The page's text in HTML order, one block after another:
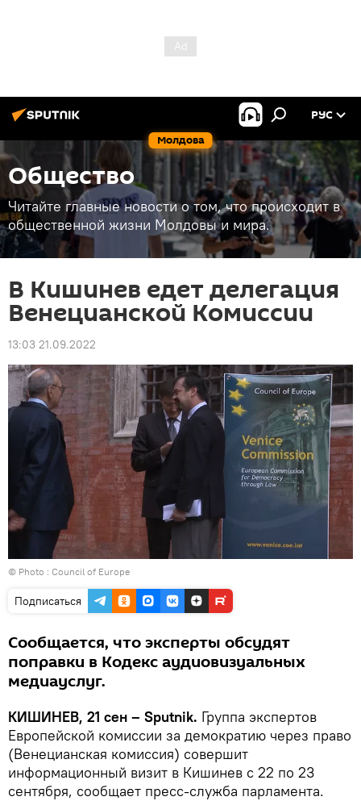
Молдова
РУС
Общество
Читайте главные новости о том, что происходит в
общественной жизни Молдовы и мира.
В Кишинев едет делегация
Венецианской Комиссии
13:03 21.09.2022
© Photo : Council of Europe
Подписаться
Сообщается, что эксперты обсудят
поправки в Кодекс аудиовизуальных
медиауслуг.
КИШИНЕВ, 21 сен – Sputnik. Группа экспертов
Европейской комиссии за демократию через право
(Венецианская комиссия) совершит
информационный визит в Кишинев с 22 по 23
сентября, сообщает пресс-служба парламента.